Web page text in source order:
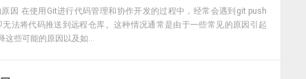
因 在使用Git进行代码管理和协作开发的过程中，经常会遇到git push
无法将代码推送到远程仓库。这种情况通常是由于一些常见的原因引起
这些可能的原因以及如...